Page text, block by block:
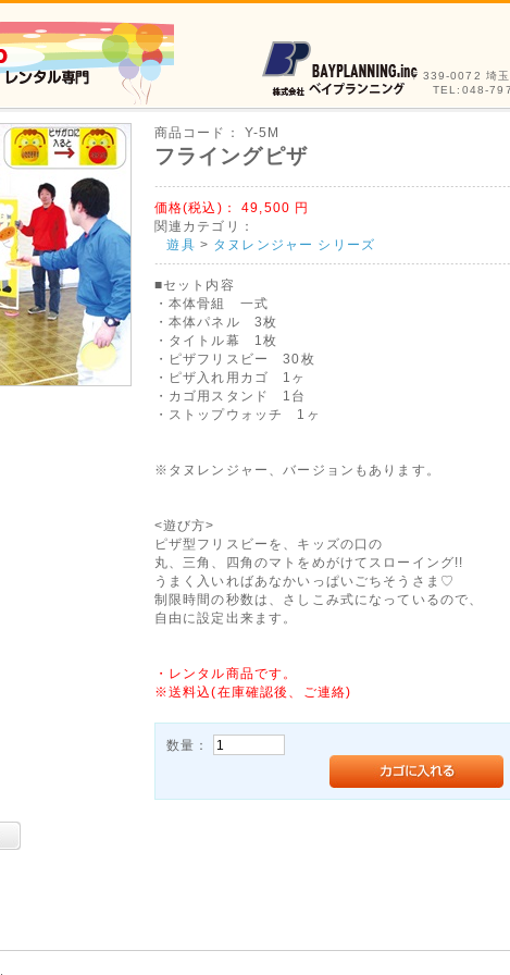
〒339-0072 埼玉
TEL:048-
商品コード： Y-5M
フライングピザ
価格(税込)： 49,500 円
関連カテゴリ：
遊具 > タヌレンジャー シリーズ
■セット内容
・本体骨組 一式
・本体パネル 3枚
・タイトル幕 1枚
・ピザフリスビー 30枚
・ピザ入れ用カゴ 1ヶ
・カゴ用スタンド 1台
・ストップウォッチ 1ヶ
※タヌレンジャー、バージョンもあります。
<遊び方>
ピザ型フリスビーを、キッズの口の
丸、三角、四角のマトをめがけてスローイング!!
うまく入いればあなかいっぱいごちそうさま♡
制限時間の秒数は、さしこみ式になっているので、
自由に設定出来ます。
・レンタル商品です。
※送料込(在庫確認後、ご連絡)
数量：